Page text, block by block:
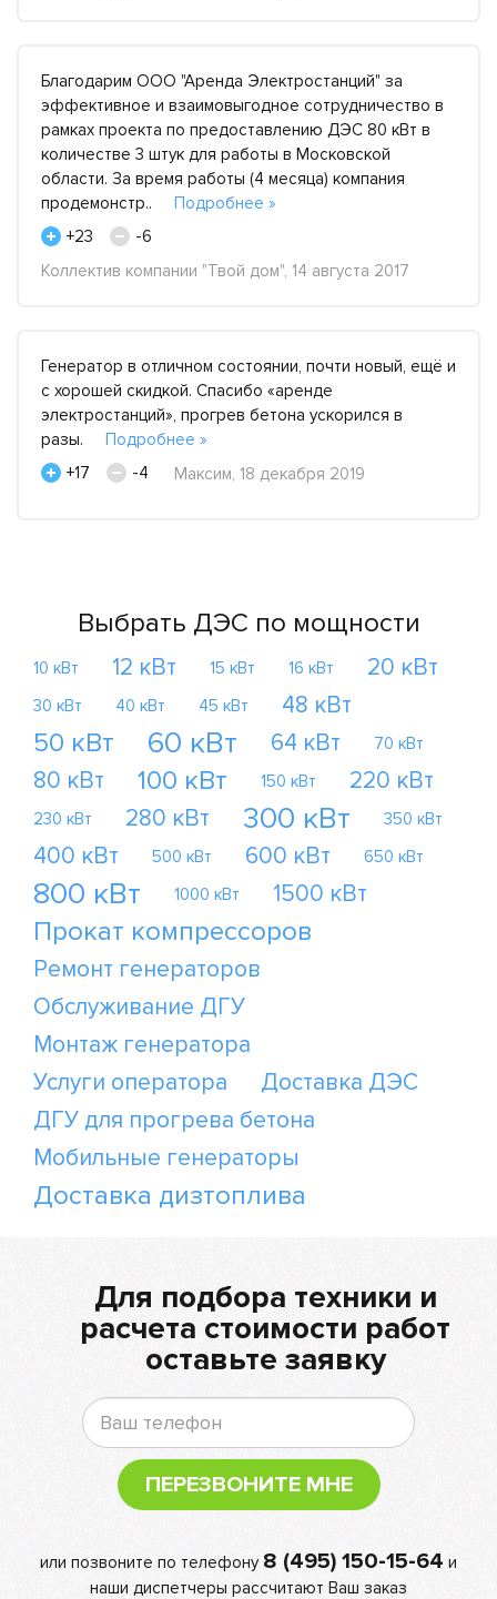
Благодарим ООО "Аренда Электростанций" за
эффективное и взаимовыгодное сотрудничество в
рамках проекта по предоставлению ДЭС 80 кВт в
количестве 3 штук для работы в Московской
области. За время работы (4 месяца) компания
продемонстр.. Подробнее »
+23
-6
Коллектив компании "Твой дом", 14 августа 2017
Генератор в отличном состоянии, почти новый, ещё и
с хорошей скидкой. Спасибо «аренде
электростанций», прогрев бетона ускорился в
разы. Подробнее »
+17
-4 Максим, 18 декабря 2019
Выбрать ДЭС по мощности
10 кВт 12 кВт 15 кВт 16 кВт 20 кВт
30 кВт 40 кВт 45 кВт 48 кВт
50 кВт 60 кВт 64 кВт 70 кВт
80 кВт 100 кВт 150 кВт 220 кВт
230 кВт 280 кВт 300 кВт 350 кВт
400 кВт 500 кВт 600 кВт 650 кВт
800 кВт 1000 кВт 1500 кВт
Прокат компрессоров
Ремонт генераторов
Обслуживание ДГУ
Монтаж генератора
Услуги оператора
Доставка ДЭС
ДГУ для прогрева бетона
Мобильные генераторы
Доставка дизтоплива
Для подбора техники и
расчета стоимости работ
оставьте заявку
ПЕРЕЗВОНИТЕ МНЕ
или позвоните по телефону 8 (495) 150-15-64 и
наши диспетчеры рассчитают Ваш заказ